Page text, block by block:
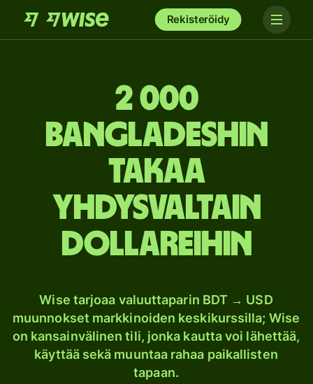
Rekisteröidy
2 000
Bangladeshin
takaa
Yhdysvaltain
dollareihin
Wise tarjoaa valuuttaparin BDT → USD
muunnokset markkinoiden keskikurssilla; Wise
on kansainvälinen tili, jonka kautta voi lähettää,
käyttää sekä muuntaa rahaa paikallisten
tapaan.